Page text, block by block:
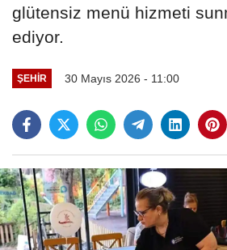
glütensiz menü hizmeti
ediyor.
ŞEHIR 30 Mayıs 2026 - 11:00